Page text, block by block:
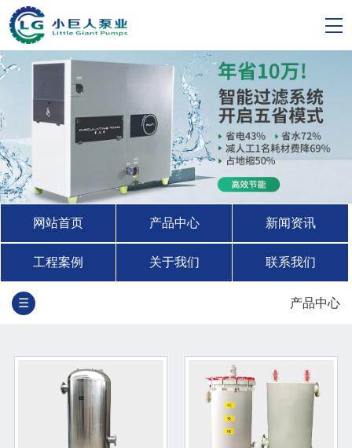
网站首页 产品中心 新闻资讯
工程案例 关于我们 联系我们
☰ 产品中心